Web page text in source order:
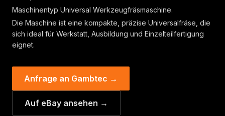
Maschinentyp Universal Werkzeugfräsmaschine.
Die Maschine ist eine kompakte, präzise Universalfräse, die
sich ideal für Werkstatt, Ausbildung und Einzelteilfertigung
eignet.
Anfrage an Gambtec →
Auf eBay ansehen →